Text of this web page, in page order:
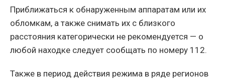
Приближаться к обнаруженным аппаратам или их
обломкам, а также снимать их с близкого
расстояния категорически не рекомендуется — о
любой находке следует сообщать по номеру 112.
Также в период действия режима в ряде регионов